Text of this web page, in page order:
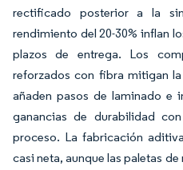
rectificado posterior a la
rendimiento del 20-30% inflan
plazos de entrega. Los
reforzados con fibra mitigan
añaden pasos de laminado e
ganancias de durabilidad
proceso. La fabricación
casi neta, aunque las paletas